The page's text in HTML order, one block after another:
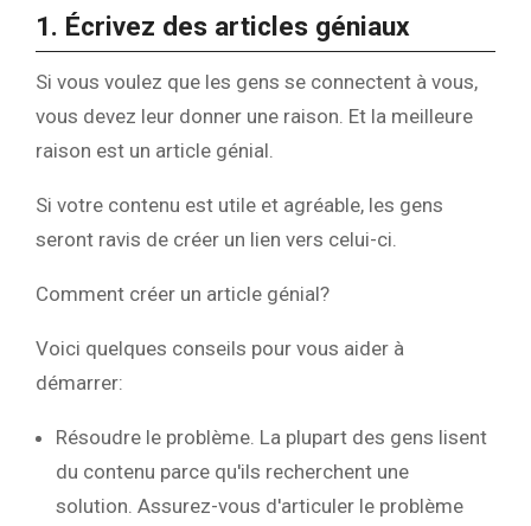
1. Écrivez des articles géniaux
Si vous voulez que les gens se connectent à vous,
vous devez leur donner une raison. Et la meilleure
raison est un article génial.
Si votre contenu est utile et agréable, les gens
seront ravis de créer un lien vers celui-ci.
Comment créer un article génial?
Voici quelques conseils pour vous aider à
démarrer:
Résoudre le problème. La plupart des gens lisent
du contenu parce qu'ils recherchent une
solution. Assurez-vous d'articuler le problème